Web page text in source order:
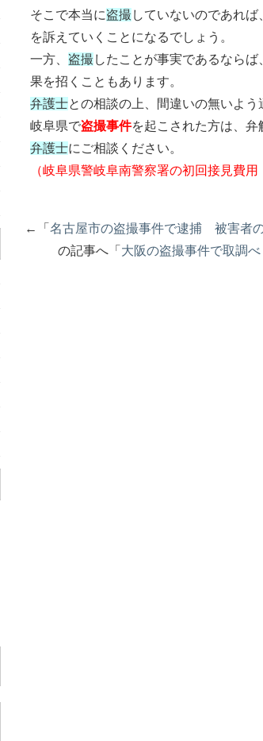
そこで本当に盗撮 していないのであれ
を訴えていくことになるでしょう。
一方、 盗撮 したことが事実であるなら
果を招くこともあります。
弁護士との相談の上、間違いの無いよう
岐阜県で盗撮事件を起こされた方は、弁
弁護士にご相談ください。
（岐阜県警岐阜南警察署の初回接見費用
←「 名古屋市の盗撮事件で逮捕 被害者
の記事へ「 大阪の盗撮事件で取調